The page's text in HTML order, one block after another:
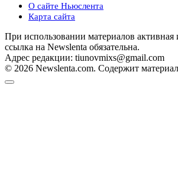
О сайте Ньюслента
Карта сайта
При использовании материалов активная
ссылка на Newslenta обязательна.
Адрес редакции: tiunovmixs@gmail.com
© 2026 Newslenta.com. Содержит